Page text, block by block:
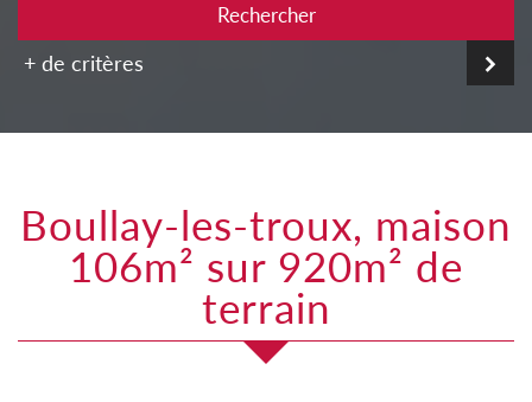
Rechercher
+ de critères
boullay-les-troux, maison
106m² sur 920m² de
terrain